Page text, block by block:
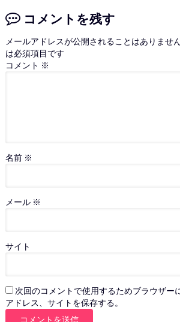
コメントを残す
メールアドレスが公開されることはありません
は必須項目です
コメント ※
名前 ※
メール ※
サイト
次回のコメントで使用するためブラウザー
アドレス、サイトを保存する。